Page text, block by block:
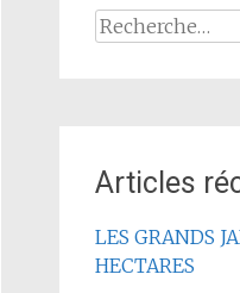
Rechercher :
Articles
LES GRANDS
HECTARES